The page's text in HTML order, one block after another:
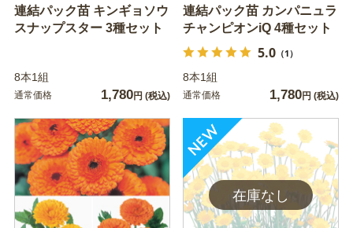
連結パック苗 キンギョソウ
スナップスター 3種セット
8本1組
通常価格 1,780円 (税込)
連結パック苗 カンパニュラ
チャンピオンiQ 4種セット
5.0（1）
8本1組
通常価格 1,780円 (税込)